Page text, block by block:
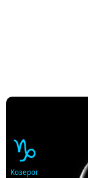
♑
Козерог